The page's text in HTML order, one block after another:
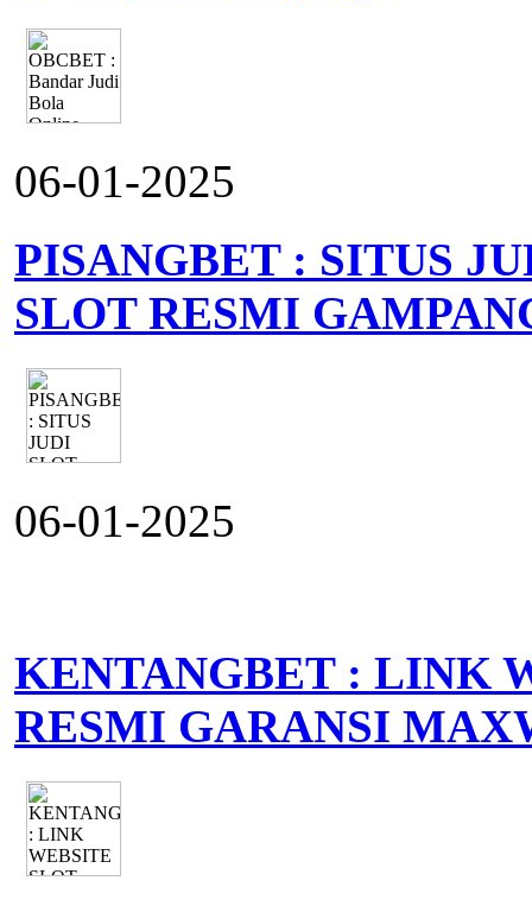
06-01-2025
PISANGBET : SITUS
SLOT RESMI
06-01-2025
KENTANGBET : LINK
RESMI GARANSI